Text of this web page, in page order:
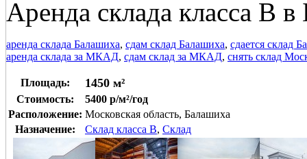
Аренда склада класса В
аренда склада Балашиха, сдам склад Балашиха, сдается склад
аренда склада за МКАД, сдам склад за МКАД, снять склад
Площадь: 1450 м²
Стоимость:
5400 р/м²/год
Расположение: Московская область, Балашиха
Назначение:
Склад класса B, Склад